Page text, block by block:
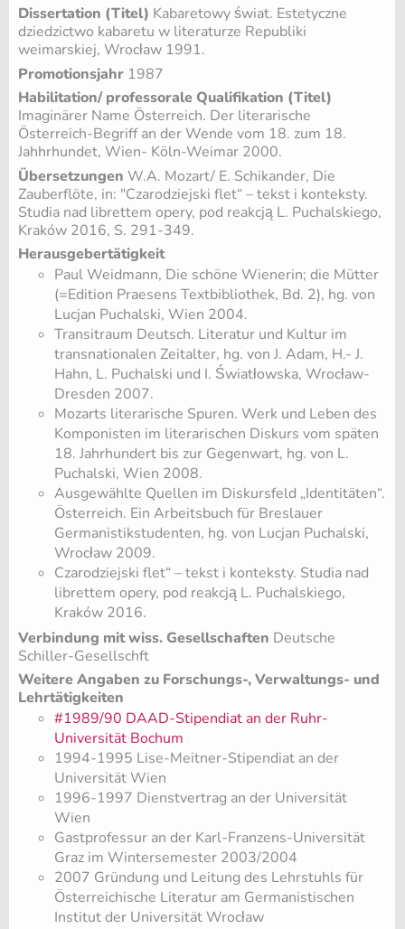
Dissertation (Titel) Kabaretowy świat. Estetyczne
dziedzictwo kabaretu w literaturze Republiki
weimarskiej, Wrocław 1991.
Promotionsjahr 1987
Habilitation/ professorale Qualifikation (Titel)
Imaginärer Name Österreich. Der literarische
Österreich-Begriff an der Wende vom 18. zum 18.
Jahhrhundet, Wien- Köln-Weimar 2000.
Übersetzungen W.A. Mozart/ E. Schikander, Die
Zauberflöte, in: "Czarodziejski flet“ – tekst i konteksty.
Studia nad librettem opery, pod reakcją L. Puchalskiego,
Kraków 2016, S. 291-349.
Herausgebertätigkeit
Paul Weidmann, Die schöne Wienerin; die Mütter
(=Edition Praesens Textbibliothek, Bd. 2), hg. von
Lucjan Puchalski, Wien 2004.
Transitraum Deutsch. Literatur und Kultur im
transnationalen Zeitalter, hg. von J. Adam, H.- J.
Hahn, L. Puchalski und I. Światłowska, Wrocław-
Dresden 2007.
Mozarts literarische Spuren. Werk und Leben des
Komponisten im literarischen Diskurs vom späten
18. Jahrhundert bis zur Gegenwart, hg. von L.
Puchalski, Wien 2008.
Ausgewählte Quellen im Diskursfeld „Identitäten“.
Österreich. Ein Arbeitsbuch für Breslauer
Germanistikstudenten, hg. von Lucjan Puchalski,
Wrocław 2009.
Czarodziejski flet“ – tekst i konteksty. Studia nad
librettem opery, pod reakcją L. Puchalskiego,
Kraków 2016.
Verbindung mit wiss. Gesellschaften Deutsche
Schiller-Gesellschft
Weitere Angaben zu Forschungs-, Verwaltungs- und
Lehrtätigkeiten
#1989/90 DAAD-Stipendiat an der Ruhr-
Universität Bochum
1994-1995 Lise-Meitner-Stipendiat an der
Universität Wien
1996-1997 Dienstvertrag an der Universität
Wien
Gastprofessur an der Karl-Franzens-Universität
Graz im Wintersemester 2003/2004
2007 Gründung und Leitung des Lehrstuhls für
Österreichische Literatur am Germanistischen
Institut der Universität Wrocław